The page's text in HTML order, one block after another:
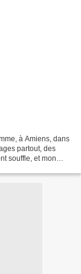
à Amiens, dans
partout, des
souffle, et mon